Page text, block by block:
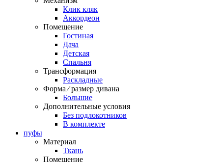
Клик кляк
Аккордеон
Помещение
Гостиная
Дача
Детская
Спальня
Трансформация
Раскладные
Форма ⁄ размер дивана
Большие
Дополнительные условия
Без подлокотников
В комплекте
пуфы
Материал
Ткань
Помещение